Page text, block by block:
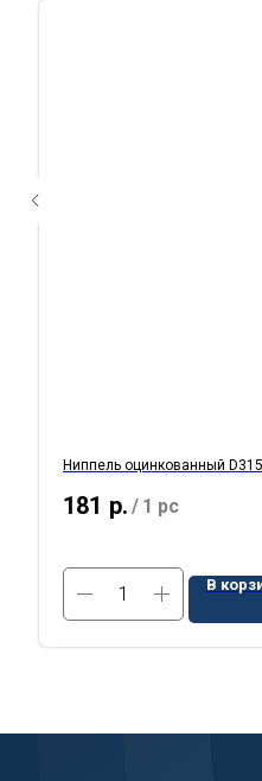
Ниппель оцинкованный D315
181 р. / 1 pc
В